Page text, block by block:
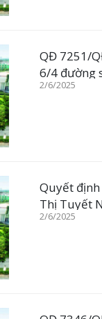
QĐ 7251/
6/4 đường
Hồ Chí
2/6/2025
Quyết
Thị Tuyết
2/6/2025